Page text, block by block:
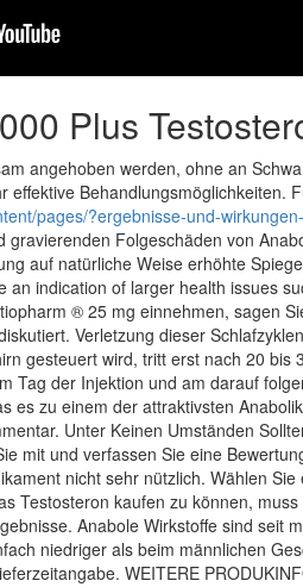
Plus
angehoben werden, ohne an
effektive
pages/?ergebnisse-und-
gravierenden Folgeschäden von
auf natürliche Weise erhöhte
an indication of larger health issues
® 25 mg einnehmen, sagen
Verletzung dieser
gesteuert wird, tritt erst nach 20
Tag der Injektion und am darauf
es zu einem der attraktivsten
Unter Keinen Umständen
mit und verfassen Sie eine
nicht sehr nützlich. Wählen
Testosteron kaufen zu können,
Anabole Wirkstoffe sind
niedriger als beim männlichen
WEITERE